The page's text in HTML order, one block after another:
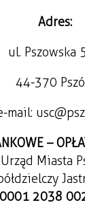
Adres:
ul. Pszowska
44-370
mail:
–
Urząd Miasta
2038